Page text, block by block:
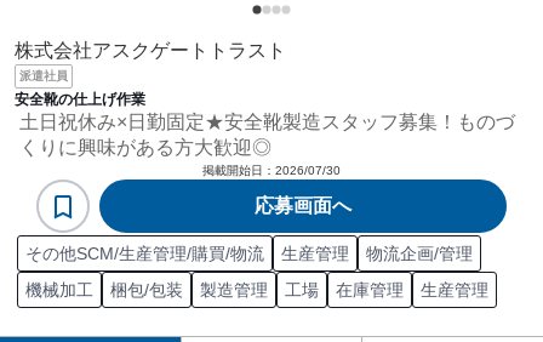
株式会社アスクゲートトラスト
派遣社員
安全靴の仕上げ作業
土日祝休み×日勤固定★安全靴製造スタッフ募集！ものづ
くりに興味がある方大歓迎◎
掲載開始日： 2026/07/30
応募画面へ
その他SCM/生産管理/購買/物流 生産管理
物流企画/管理
機械加工
梱包/包装 製造管理 工場 在庫管理 生産管理